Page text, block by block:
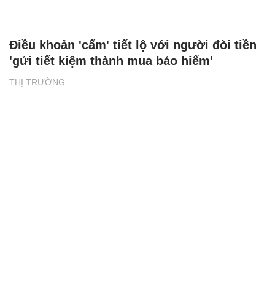
THỊ TRƯỜNG
Điều khoản 'cấm' tiết lộ với người đòi tiền
'gửi tiết kiệm thành mua bảo hiểm'